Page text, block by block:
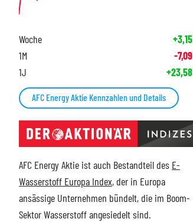
Woche +3,15
1M -7,09
1J +23,58
AFC Energy Aktie Kennzahlen und Details
AFC Energy Aktie ist auch Bestandteil des E-
Wasserstoff Europa Index, der in Europa
ansässige Unternehmen bündelt, die im Boom-
Sektor Wasserstoff angesiedelt sind.